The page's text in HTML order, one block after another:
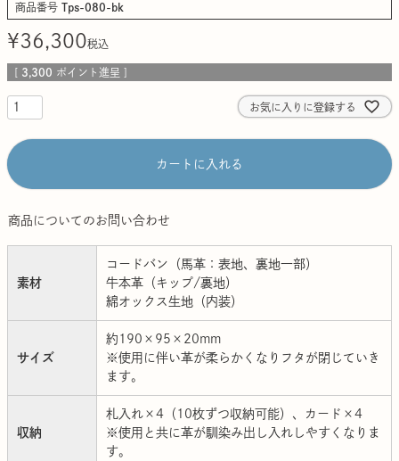
商品番号 Tps-080-bk
¥36,300税込
[ 3,300 ポイント進呈 ]
お気に入りに登録する
カートに入れる
商品についてのお問い合わせ
素材
コードバン（馬革：表地、裏地一部）
牛本革（キップ/裏地）
綿オックス生地（内装）
サイズ
約190×95×20mm
※使用に伴い革が柔らかくなりフタが閉じていき
ます。
収納
札入れ×4（10枚ずつ収納可能）、カード×4
※使用と共に革が馴染み出し入れしやすくなりま
す。